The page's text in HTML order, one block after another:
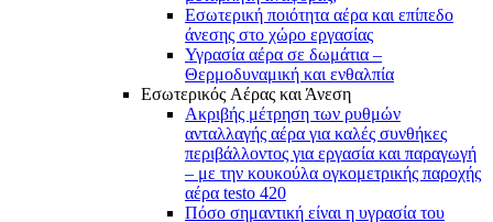
Εσωτερική ποιότητα αέρα και επίπεδο
άνεσης στο χώρο εργασίας
Υγρασία αέρα σε δωμάτια –
Θερμοδυναμική και ενθαλπία
Εσωτερικός Aέρας και Άνεση
Ακριβής μέτρηση των ρυθμών
ανταλλαγής αέρα για καλές συνθήκες
περιβάλλοντος για εργασία και παραγωγή
– με την κουκούλα ογκομετρικής παροχής
αέρα testo 420
Πόσο σημαντική είναι η υγρασία του